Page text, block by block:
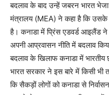
बदलाव के बाद उन्हें जबरन भारत भेजा
मंत्रालय (MEA) ने कहा है कि उसके
है। कनाडा में प्रिंस एडवर्ड आइलैंड ने
अपनी आप्रवासन नीति में बदलाव
बदलाव के खिलाफ कनाडा में भारतीय
भारत सरकार ने इस बारे में किसी भी
कि सैकड़ों लोगों को कनाडा से